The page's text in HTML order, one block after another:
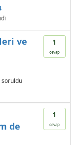
1
cevap
ve
soruldu
1
cevap
de